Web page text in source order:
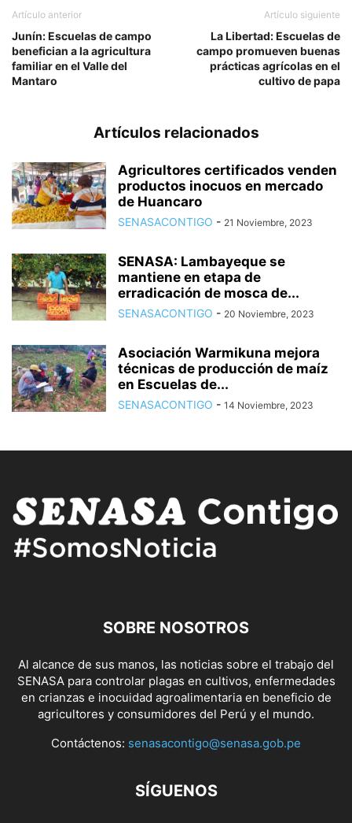
Artículo anterior
Junín: Escuelas de campo
benefician a la agricultura
familiar en el Valle del
Mantaro
Artículo siguiente
La Libertad: Escuelas de
campo promueven buenas
prácticas agrícolas en el
cultivo de papa
Artículos relacionados
Agricultores certificados venden
productos inocuos en mercado
de Huancaro
SENASACONTIGO - 21 Noviembre, 2023
SENASA: Lambayeque se
mantiene en etapa de
erradicación de mosca de...
SENASACONTIGO - 20 Noviembre, 2023
Asociación Warmikuna mejora
técnicas de producción de maíz
en Escuelas de...
SENASACONTIGO - 14 Noviembre, 2023
SOBRE NOSOTROS
Al alcance de sus manos, las noticias sobre el trabajo del
SENASA para controlar plagas en cultivos, enfermedades
en crianzas e inocuidad agroalimentaria en beneficio de
agricultores y consumidores del Perú y el mundo.
Contáctenos: senasacontigo@senasa.gob.pe
SÍGUENOS